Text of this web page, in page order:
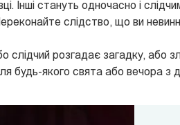
Інші стануть одночасно і
слідство, що ви
слідчий розгадає загадку, або
будь-якого свята або вечора з